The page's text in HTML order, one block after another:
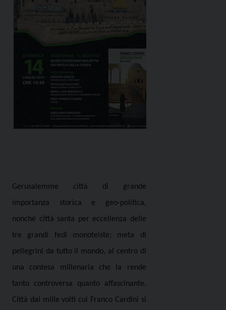
Gerusalemme città di grande
importanza storica e geo-politica,
nonché città santa per eccellenza delle
tre grandi fedi monoteiste; meta di
pellegrini da tutto il mondo, al centro di
una contesa millenaria che la rende
tanto controversa quanto affascinante.
Città dai mille volti cui Franco Cardini si